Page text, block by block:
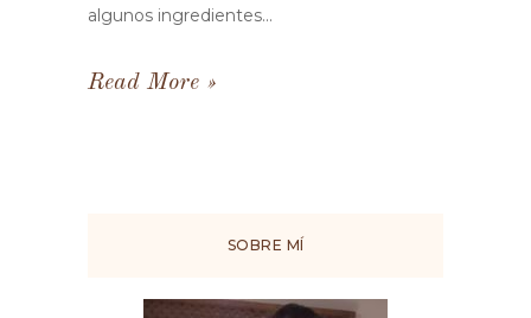
algunos ingredientes...
Read More
SOBRE MÍ